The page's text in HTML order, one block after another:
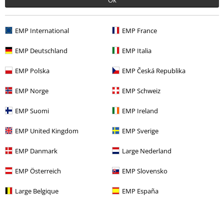
EMP International EMP France
EMP Deutschland EMP Italia
EMP Polska EMP Česká Republika
EMP Norge EMP Schweiz
EMP Suomi EMP Ireland
EMP United Kingdom EMP Sverige
EMP Danmark Large Nederland
EMP Österreich EMP Slovensko
Large Belgique EMP España
À partir de€ 19,99
Plus de catégories. Plus d'options.
Vêtements T-Shirts & Tops T-Shirts
Nouveautés T Shirts & Tops T-shirts
Musique Sustainable Band Merch
Musique Vêtements
Grandes tailles Homme